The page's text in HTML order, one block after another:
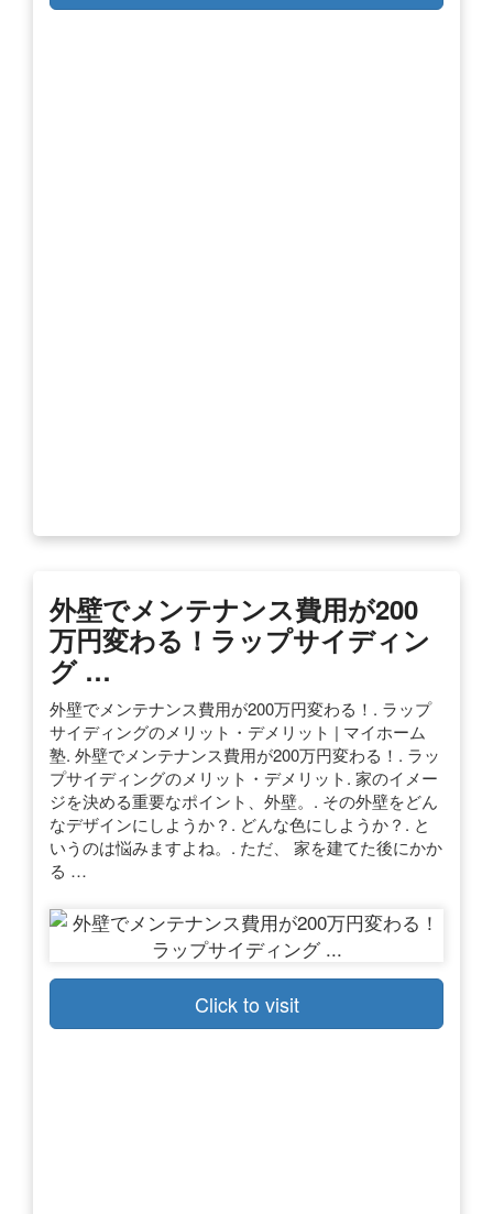
外壁でメンテナンス費用が200
万円変わる！ラップサイディン
グ …
外壁でメンテナンス費用が200万円変わる！. ラップ
サイディングのメリット・デメリット | マイホーム
塾. 外壁でメンテナンス費用が200万円変わる！. ラッ
プサイディングのメリット・デメリット. 家のイメー
ジを決める重要なポイント、外壁。. その外壁をどん
なデザインにしようか？. どんな色にしようか？. と
いうのは悩みますよね。. ただ、 家を建てた後にかか
る …
Click to visit